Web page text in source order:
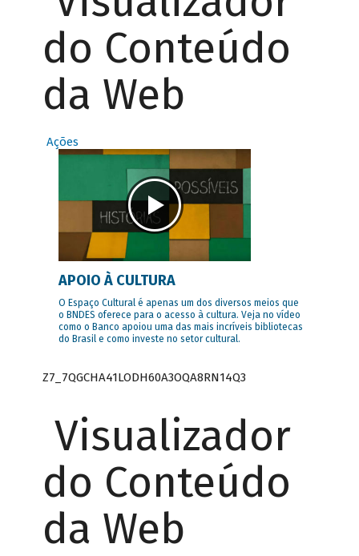
do Conteúdo
da Web
Ações
APOIO À CULTURA
O Espaço Cultural é apenas um dos diversos meios que
o BNDES oferece para o acesso à cultura. Veja no vídeo
como o Banco apoiou uma das mais incríveis bibliotecas
do Brasil e como investe no setor cultural.
Z7_7QGCHA41LODH60A3OQA8RN14Q3
Visualizador
do Conteúdo
da Web